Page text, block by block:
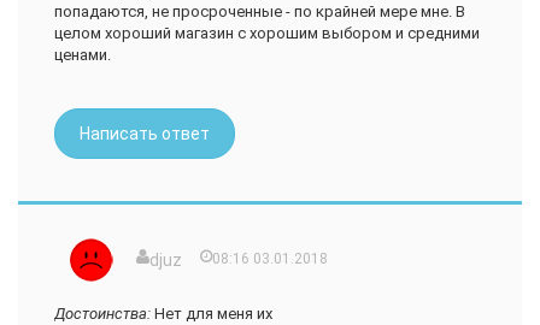
попадаются, не просроченные - по крайней мере мне. В
целом хороший магазин с хорошим выбором и средними
ценами.
Написать ответ
djuz 08:16 03.01.2018
Достоинства: Нет для меня их